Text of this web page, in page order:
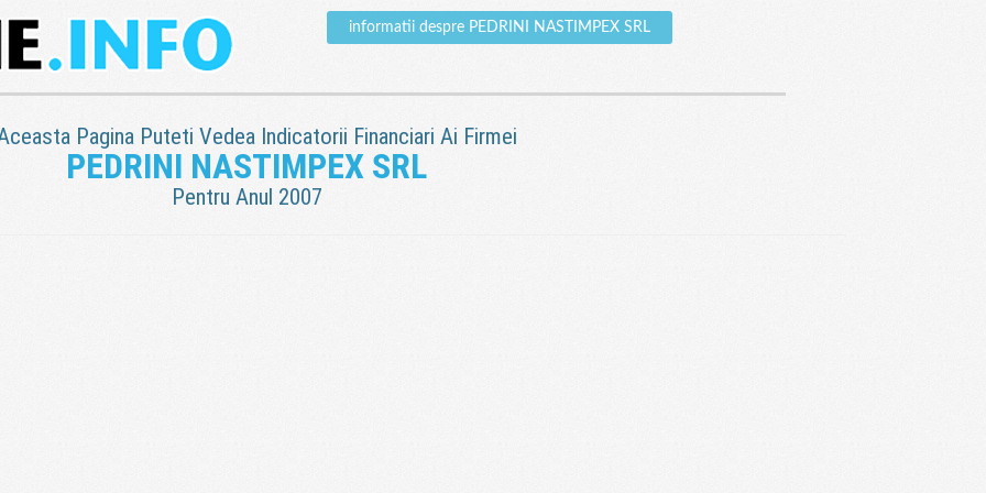
informatii despre PEDRINI NASTIMPEX SRL
Pagina Puteti Vedea Indicatorii Financiari Ai Firmei
PEDRINI NASTIMPEX SRL
Pentru Anul 2007